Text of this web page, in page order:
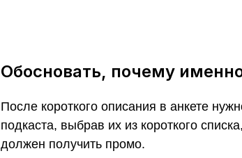
Обосновать, почему
После короткого описания в анкете
подкаста, выбрав их из короткого
должен получить промо.